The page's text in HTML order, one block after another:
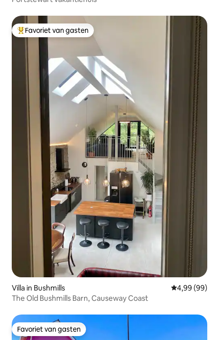
Topfavoriet van gasten
Favoriet van gasten
Villa in Bushmills Gemiddelde
4,99 (99)
The Old Bushmills Barn, Causeway Coast
Favoriet van gasten
Favoriet van gasten